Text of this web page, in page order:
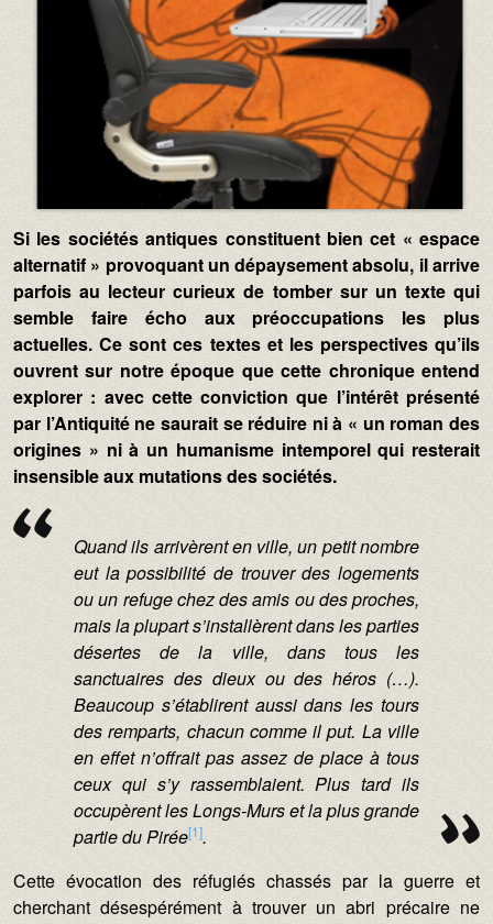
Texte :
Si les sociétés antiques constituent bien cet « espace
alternatif » provoquant un dépaysement absolu, il arrive
parfois au lecteur curieux de tomber sur un texte qui
semble faire écho aux préoccupations les plus
actuelles. Ce sont ces textes et les perspectives qu’ils
ouvrent sur notre époque que cette chronique entend
explorer : avec cette conviction que l’intérêt présenté
par l’Antiquité ne saurait se réduire ni à « un roman des
origines » ni à un humanisme intemporel qui resterait
insensible aux mutations des sociétés.
Quand ils arrivèrent en ville, un petit nombre
eut la possibilité de trouver des logements
ou un refuge chez des amis ou des proches,
mais la plupart s’installèrent dans les parties
désertes de la ville, dans tous les
sanctuaires des dieux ou des héros (…).
Beaucoup s’établirent aussi dans les tours
des remparts, chacun comme il put. La ville
en effet n’offrait pas assez de place à tous
ceux qui s’y rassemblaient. Plus tard ils
occupèrent les Longs-Murs et la plus grande
partie du Pirée[1].
Cette évocation des réfugiés chassés par la guerre et
cherchant désespérément à trouver un abri précaire ne